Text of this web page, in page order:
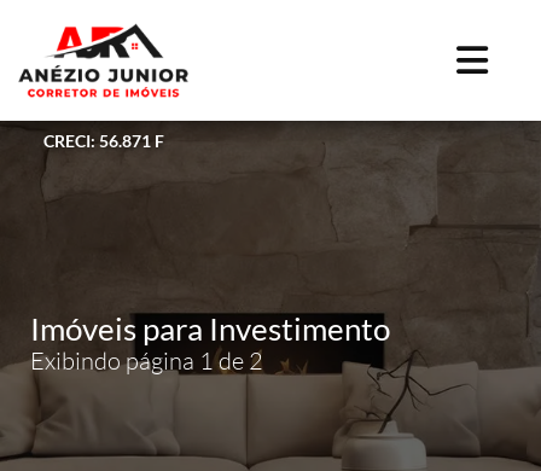
CRECI: 56.871 F
Imóveis para Investimento
Exibindo página 1 de 2